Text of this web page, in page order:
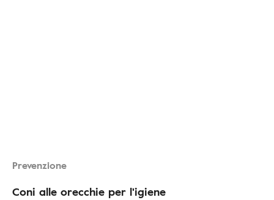
Prevenzione
Coni alle orecchie per l'igiene